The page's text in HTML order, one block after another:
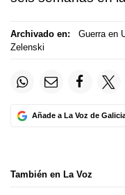
Archivado en: Guerra en
Zelenski
Añade a La Voz de
También en La Voz